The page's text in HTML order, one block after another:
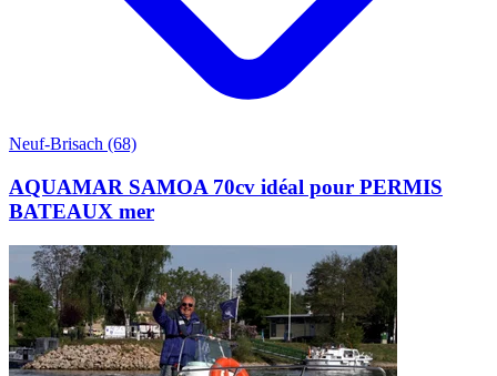
Neuf-Brisach (68)
AQUAMAR SAMOA 70cv idéal pour PERMIS
BATEAUX mer